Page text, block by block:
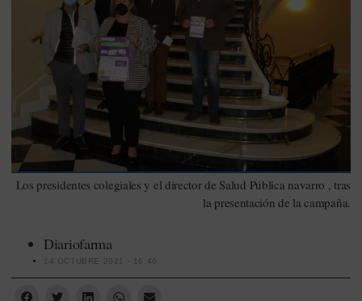
Los presidentes colegiales y el director de Salud Pública navarro , tras
la presentación de la campaña.
Diariofarma
14 OCTUBRE 2021 - 16:46